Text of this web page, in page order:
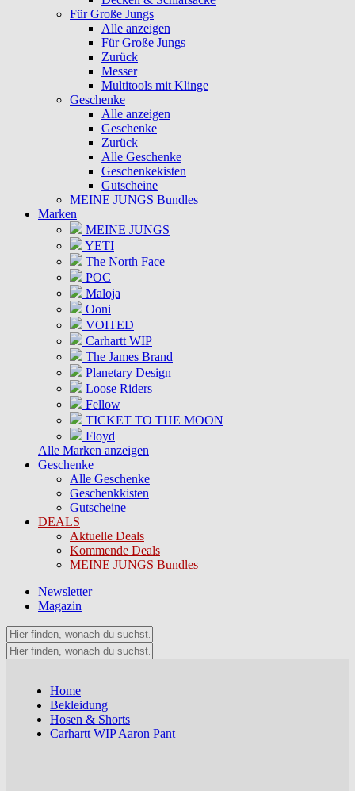
Für Große Jungs
Alle anzeigen
Für Große Jungs
Zurück
Messer
Multitools mit Klinge
Geschenke
Alle anzeigen
Geschenke
Zurück
Alle Geschenke
Geschenkekisten
Gutscheine
MEINE JUNGS Bundles
Marken
MEINE JUNGS
YETI
The North Face
POC
Maloja
Ooni
VOITED
Carhartt WIP
The James Brand
Planetary Design
Loose Riders
Fellow
TICKET TO THE MOON
Floyd
Alle Marken anzeigen
Geschenke
Alle Geschenke
Geschenkkisten
Gutscheine
DEALS
Aktuelle Deals
Kommende Deals
MEINE JUNGS Bundles
Newsletter
Magazin
Home
Bekleidung
Hosen & Shorts
Carhartt WIP Aaron Pant